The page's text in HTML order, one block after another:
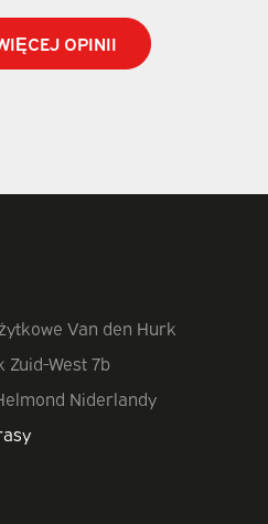
OPINII
Van den Hurk
Zuid-West 7b
Niderlandy